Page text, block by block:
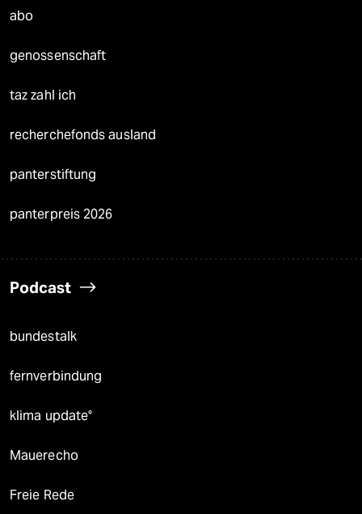
abo
genossenschaft
taz zahl ich
recherchefonds ausland
panterstiftung
panterpreis 2026
Podcast
bundestalk
fernverbindung
klima update°
Mauerecho
Freie Rede